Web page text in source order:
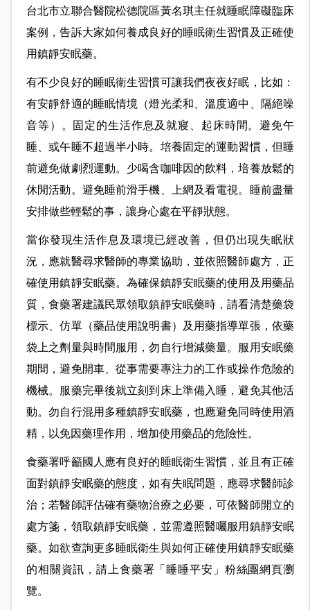
台北市立聯合醫院松德院區黃名琪主任就睡眠障礙臨床
案例，告訴大家如何養成良好的睡眠衛生習慣及正確使
用鎮靜安眠藥。
有不少良好的睡眠衛生習慣可讓我們夜夜好眠，比如：
有安靜舒適的睡眠情境（燈光柔和、溫度適中、隔絕噪
音等）。固定的生活作息及就寢、起床時間。避免午
睡、或午睡不超過半小時。培養固定的運動習慣，但睡
前避免做劇烈運動。少喝含咖啡因的飲料，培養放鬆的
休閒活動。避免睡前滑手機、上網及看電視。睡前盡量
安排做些輕鬆的事，讓身心處在平靜狀態。
當你發現生活作息及環境已經改善，但仍出現失眠狀
況，應就醫尋求醫師的專業協助，並依照醫師處方，正
確使用鎮靜安眠藥。為確保鎮靜安眠藥的使用及用藥品
質，食藥署建議民眾領取鎮靜安眠藥時，請看清楚藥袋
標示、仿單（藥品使用說明書）及用藥指導單張，依藥
袋上之劑量與時間服用，勿自行增減藥量。服用安眠藥
期間，避免開車、從事需要專注力的工作或操作危險的
機械。服藥完畢後就立刻到床上準備入睡，避免其他活
動。勿自行混用多種鎮靜安眠藥，也應避免同時使用酒
精，以免因藥理作用，增加使用藥品的危險性。
食藥署呼籲國人應有良好的睡眠衛生習慣，並且有正確
面對鎮靜安眠藥的態度，如有失眠問題，應尋求醫師診
治；若醫師評估確有藥物治療之必要，可依醫師開立的
處方箋，領取鎮靜安眠藥，並需遵照醫囑服用鎮靜安眠
藥。如欲查詢更多睡眠衛生與如何正確使用鎮靜安眠藥
的相關資訊，請上食藥署「睡睡平安」粉絲團網頁瀏
覽。